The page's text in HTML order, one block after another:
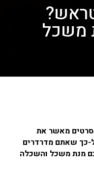
משכל
מאשר את
כך שאתם מדרדרים
מנת משכל והשכלה